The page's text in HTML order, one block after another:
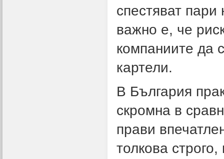
спестяват
важно е, че
компаниите да
картели.
В България
скромна в
прави
толкова